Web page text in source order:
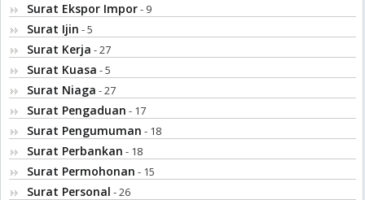
Surat Ekspor Impor- 9
Surat Ijin - 5
Surat Kerja - 27
Surat Kuasa - 5
Surat Niaga - 27
Surat Pengaduan - 17
Surat Pengumuman - 18
Surat Perbankan - 18
Surat Permohonan - 15
Surat Personal - 26